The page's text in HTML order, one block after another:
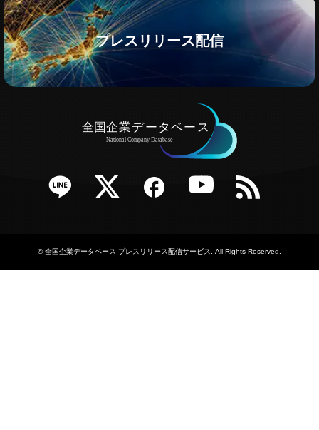
プレスリリース配信
Twitter Facebook YouTube RSS
©全国企業データベース-プレスリリース配信サービス. All Rights Reserved.